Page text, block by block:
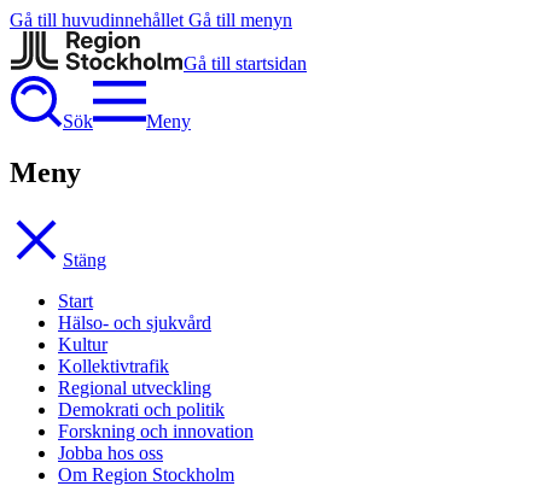
Gå till huvudinnehållet Gå till menyn
Gå till startsidan
Sök Meny
Meny
Stäng
Start
Hälso- och sjukvård
Kultur
Kollektivtrafik
Regional utveckling
Demokrati och politik
Forskning och innovation
Jobba hos oss
Om Region Stockholm